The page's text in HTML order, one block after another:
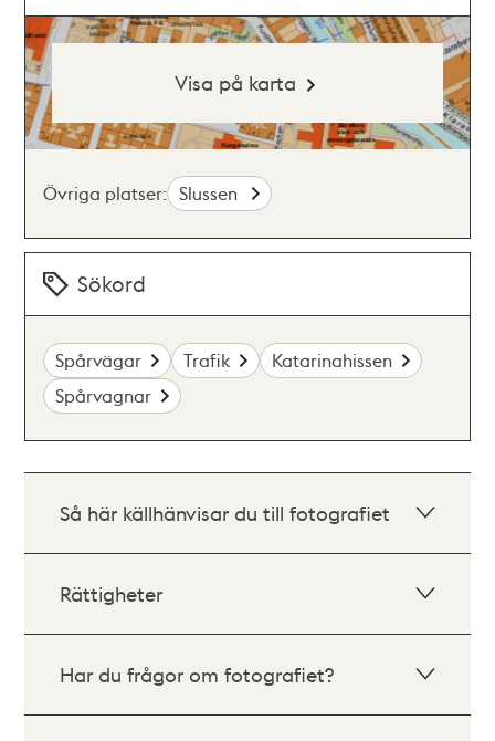
Visa på karta
Övriga platser: Slussen
Sökord
Spårvägar Trafik
Katarinahissen
Spårvagnar
Så här källhänvisar du till fotografiet
Rättigheter
Har du frågor om fotografiet?